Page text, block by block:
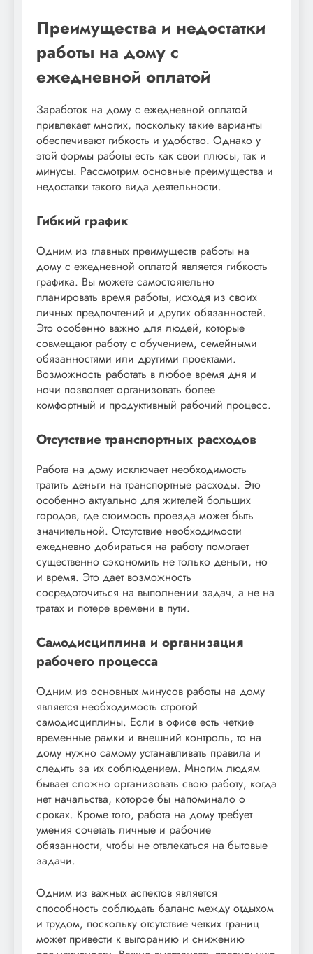
Преимущества и недостатки
работы на дому с
ежедневной оплатой
Заработок на дому с ежедневной оплатой
привлекает многих, поскольку такие варианты
обеспечивают гибкость и удобство. Однако у
этой формы работы есть как свои плюсы, так и
минусы. Рассмотрим основные преимущества и
недостатки такого вида деятельности.
Гибкий график
Одним из главных преимуществ работы на
дому с ежедневной оплатой является гибкость
графика. Вы можете самостоятельно
планировать время работы, исходя из своих
личных предпочтений и других обязанностей.
Это особенно важно для людей, которые
совмещают работу с обучением, семейными
обязанностями или другими проектами.
Возможность работать в любое время дня и
ночи позволяет организовать более
комфортный и продуктивный рабочий процесс.
Отсутствие транспортных расходов
Работа на дому исключает необходимость
тратить деньги на транспортные расходы. Это
особенно актуально для жителей больших
городов, где стоимость проезда может быть
значительной. Отсутствие необходимости
ежедневно добираться на работу помогает
существенно сэкономить не только деньги, но
и время. Это дает возможность
сосредоточиться на выполнении задач, а не на
тратах и потере времени в пути.
Самодисциплина и организация
рабочего процесса
Одним из основных минусов работы на дому
является необходимость строгой
самодисциплины. Если в офисе есть четкие
временные рамки и внешний контроль, то на
дому нужно самому устанавливать правила и
следить за их соблюдением. Многим людям
бывает сложно организовать свою работу, когда
нет начальства, которое бы напоминало о
сроках. Кроме того, работа на дому требует
умения сочетать личные и рабочие
обязанности, чтобы не отвлекаться на бытовые
задачи.
Одним из важных аспектов является
способность соблюдать баланс между отдыхом
и трудом, поскольку отсутствие четких границ
может привести к выгоранию и снижению